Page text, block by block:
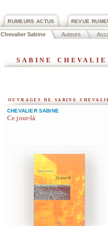
REVUE
RUMEURS ACTUS
Chevalier Sabine Auteurs
sabine
ouvrages de sabine
CHEVALIER SABINE
Ce jour-là